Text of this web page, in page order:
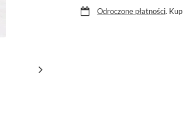
Odroczone płatności.